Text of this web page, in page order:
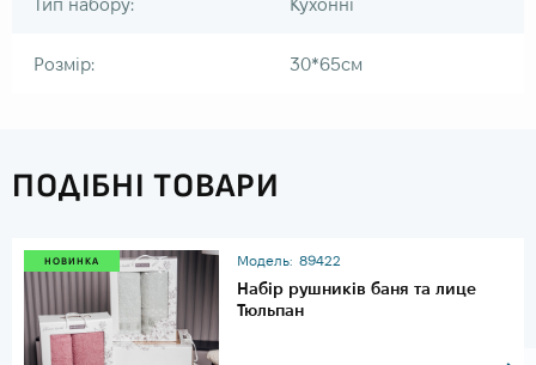
Тип набору: Кухонні
Розмір: 30*65см
ПОДІБНІ ТОВАРИ
НОВИНКА Модель: 89422
Набір рушників баня та лице
Тюльпан